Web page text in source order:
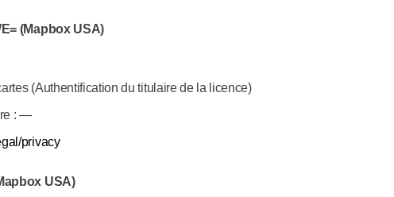
(Mapbox USA)
(Authentification du titulaire de la licence)
: —
privacy
USA)